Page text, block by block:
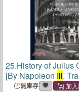
25.History of Julius
[By Napoleon Iii,
Vols. [And] Atlas
無庫存